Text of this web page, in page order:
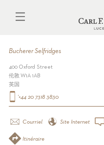
contenu
Bucherer Selfridges
400 Oxford Street
伦敦 W1A 1AB
英国
'+44 20 7318 3830
Courriel Site Internet
Itinéraire